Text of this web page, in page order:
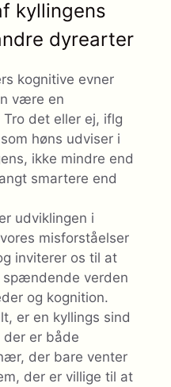
kyllingens
dyrearter
kognitive evner
være en
det eller ej, iflg
høns udviser i
ikke mindre end
smartere end
udviklingen i
misforståelser
inviterer os til at
verden
og kognition.
er en kyllings sind
er både
der bare venter
der er villige til at